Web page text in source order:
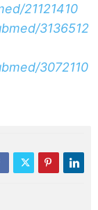
21121410
3136512
3072110